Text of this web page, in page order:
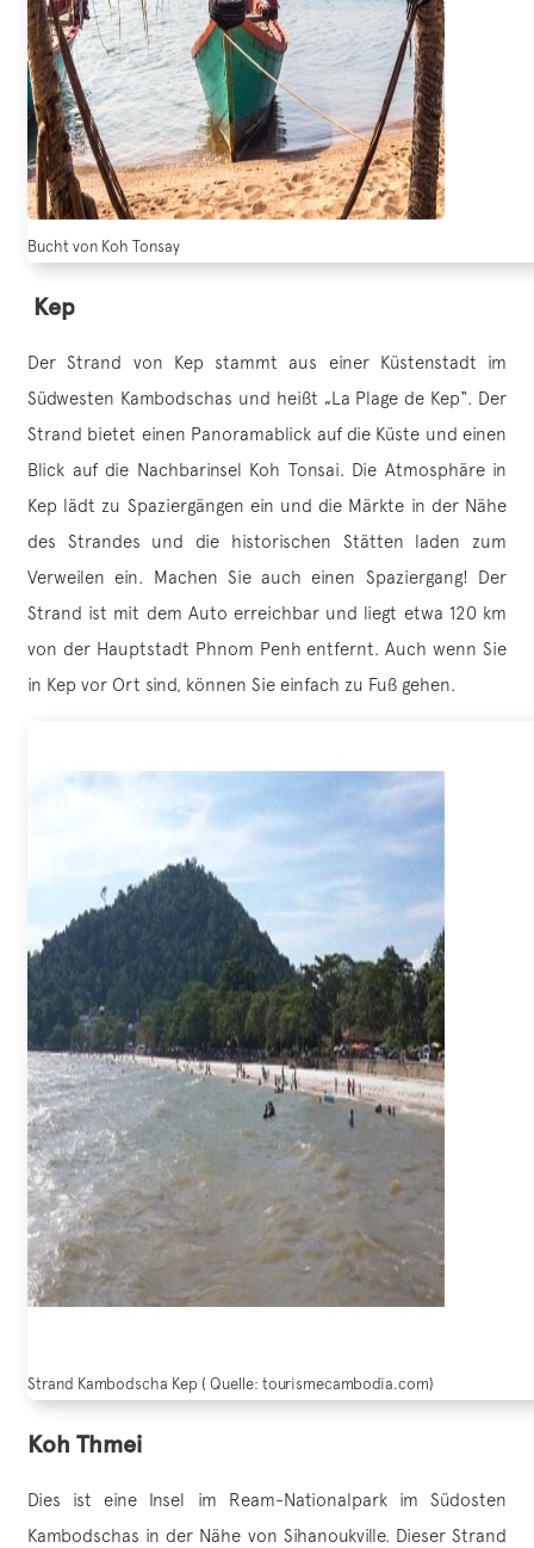
Bucht von Koh Tonsay
Kep
Der Strand von Kep stammt aus einer Küstenstadt im
Südwesten Kambodschas und heißt „La Plage de Kep“. Der
Strand bietet einen Panoramablick auf die Küste und einen
Blick auf die Nachbarinsel Koh Tonsai. Die Atmosphäre in
Kep lädt zu Spaziergängen ein und die Märkte in der Nähe
des Strandes und die historischen Stätten laden zum
Verweilen ein. Machen Sie auch einen Spaziergang! Der
Strand ist mit dem Auto erreichbar und liegt etwa 120 km
von der Hauptstadt Phnom Penh entfernt. Auch wenn Sie
in Kep vor Ort sind, können Sie einfach zu Fuß gehen.
Strand Kambodscha Kep ( Quelle: tourismecambodia.com)
Koh Thmei
Dies ist eine Insel im Ream-Nationalpark im Südosten
Kambodschas in der Nähe von Sihanoukville. Dieser Strand